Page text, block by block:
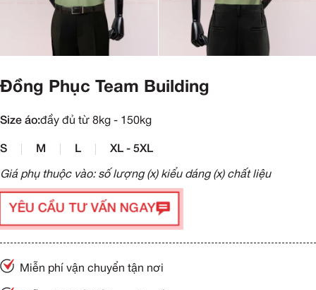
Đồng Phục Team Building
Size áo:đầy đủ từ 8kg - 150kg
S M L XL - 5XL
Giá phụ thuộc vào: số lượng (x) kiểu dáng (x) chất liệu
YÊU CẦU TƯ VẤN NGAY
Miễn phí vận chuyển tận nơi